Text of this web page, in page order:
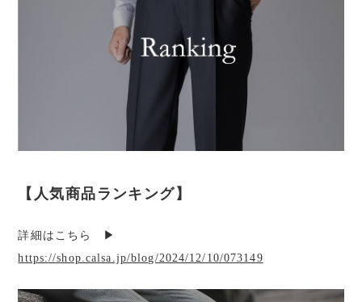
【人気商品ランキング】
詳細はこちら ▶︎
https://shop.calsa.jp/blog/2024/12/10/073149